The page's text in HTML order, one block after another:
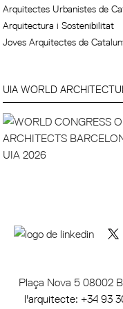
Arquitectes Urbanistes de
Arquitectura i Sostenibilitat
Joves Arquitectes de
UIA WORLD
Plaça Nova 5 08002
l'arquitecte: +34 93